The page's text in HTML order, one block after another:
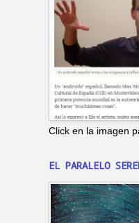
Click en la imagen
EL PARALELO